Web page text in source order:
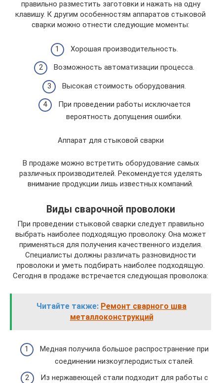
правильно разместить заготовки и нажать на одну
клавишу. К другим особенностям аппаратов стыковой
сварки можно отнести следующие моменты:
Хорошая производительность.
Возможность автоматизации процесса.
Высокая стоимость оборудования.
При проведении работы исключается
вероятность допущения ошибки.
Аппарат для стыковой сварки
В продаже можно встретить оборудование самых
различных производителей. Рекомендуется уделять
внимание продукции лишь известных компаний.
Виды сварочной проволоки
При проведении стыковой сварки следует правильно
выбрать наиболее подходящую проволоку. Она может
применяться для получения качественного изделия.
Специалисты должны различать разновидности
проволоки и уметь подбирать наиболее подходящую.
Сегодня в продаже встречается следующая проволока:
Читайте также: Ремонт сварного шва
металлоконструкций
Медная получила большое распространение при
соединении низкоуглеродистых сталей.
Из нержавеющей стали подходит для работы с